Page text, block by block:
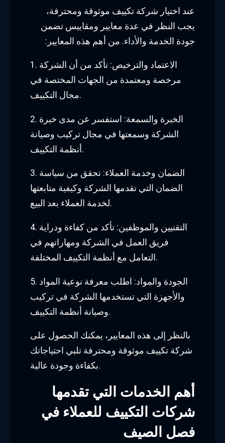
عند اختيار شركة تكييف موثوقة ومحترفة،
يجب النظر في عدة معايير ومقاييس تضمن
جودة الخدمة والأداء. من أهم هذه المعايير:
1. الاعتماد والترخيص: تأكد من أن الشركة
مرخصة ومعتمدة من الجهات المختصة في
مجال التكييف.
2. الخبرة والسمعة: استفسر عن مدى خبرة
الشركة وسمعتها في مجال تركيب وصيانة
أنظمة التكييف.
3. الضمان وخدمة العملاء: تحقق من سياسة
الضمان التي تقدمها الشركة وكيفية متابعتها
لخدمة العملاء بعد البيع.
4. التقنيين والموظفين: تأكد من كفاءة ودراية
فريق العمل في الشركة ومهاراتهم في
التعامل مع أنظمة التكييف المختلفة.
5. الجودة والمواد: اطلب معرفة نوعية المواد
والأجهزة التي تستخدمها الشركة في تركيب
وصيانة أنظمة التكييف.
بالنظر إلى هذه المعايير، يمكنك الحصول على
شركة تكييف موثوقة ومحترفة تلبي احتياجاتك
بكفاءة وجودة عالية.
أهم الخدمات التي تقدمها
شركات التكييف للعملاء في
فصل الصيف